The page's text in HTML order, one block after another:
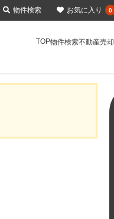
TOP物件検索不動産売却
物件検索 お気に入り 0